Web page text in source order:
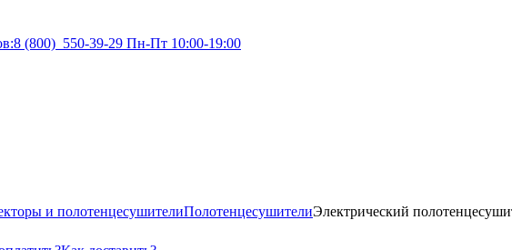
8 (800) 550-39-29 Пн-Пт 10:00-19:00
и полотенцесушителиПолотенцесушителиЭлектрический